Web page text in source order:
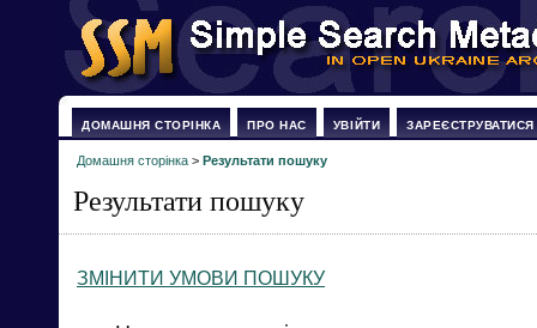
ДОМАШНЯ СТОРІНКА ПРО НАС УВІЙТИ ЗАРЕЄСТРУВАТИСЯ
Домашня сторінка > Результати пошуку
Результати пошуку
ЗМІНИТИ УМОВИ ПОШУКУ